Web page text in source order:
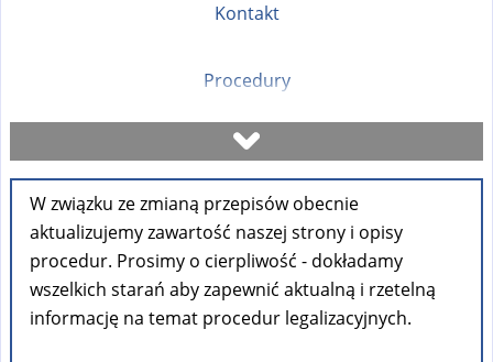
Kontakt
Procedury
Umów się na wizytę
Sprawdź stan sprawy
Formularze
W związku ze zmianą przepisów obecnie
aktualizujemy zawartość naszej strony i opisy
procedur. Prosimy o cierpliwość - dokładamy
wszelkich starań aby zapewnić aktualną i rzetelną
informację na temat procedur legalizacyjnych.